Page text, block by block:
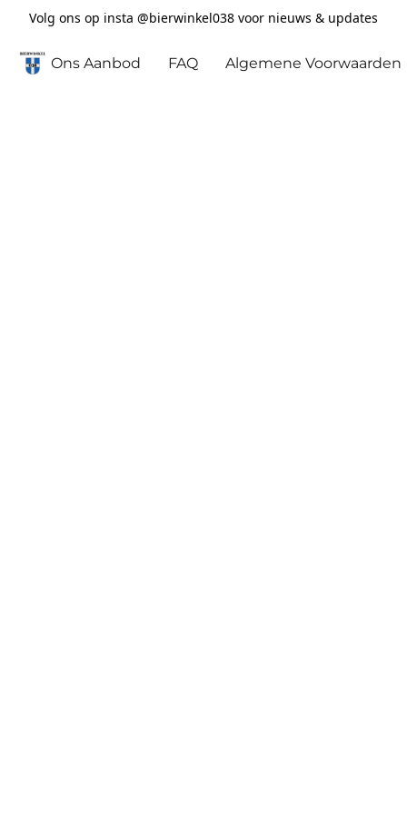
Volg ons op insta @bierwinkel038 voor nieuws & updates
Ons Aanbod FAQ Algemene Voorwaarden